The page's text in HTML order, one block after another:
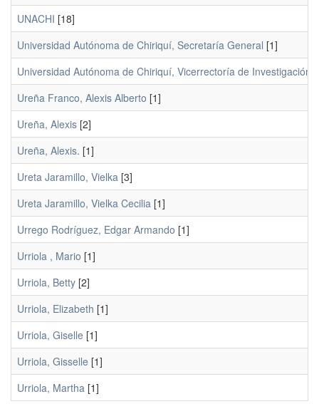
UNACHI [18]
Universidad Autónoma de Chiriquí, Secretaría General [1]
Universidad Autónoma de Chiriquí, Vicerrectoría de Investigación
Ureña Franco, Alexis Alberto [1]
Ureña, Alexis [2]
Ureña, Alexis. [1]
Ureta Jaramillo, Vielka [3]
Ureta Jaramillo, Vielka Cecilia [1]
Urrego Rodríguez, Edgar Armando [1]
Urriola , Mario [1]
Urriola, Betty [2]
Urriola, Elizabeth [1]
Urriola, Giselle [1]
Urriola, Gisselle [1]
Urriola, Martha [1]